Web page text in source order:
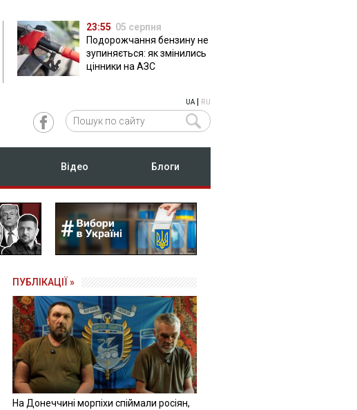
23:55 05 серпня
Подорожчання бензину не
зупиняється: як змінились
цінники на АЗС
UA| RU
Відео Блоги
ПУБЛІКАЦІЇ »
На Донеччині морпіхи спіймали росіян,